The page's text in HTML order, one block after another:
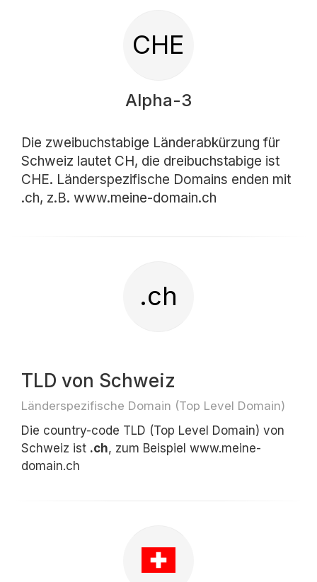
CHE
Alpha-3
Die zweibuchstabige Länderabkürzung für
Schweiz lautet CH, die dreibuchstabige ist
CHE. Länderspezifische Domains enden mit
.ch, z.B. www.meine-domain.ch
.ch
TLD von Schweiz
Länderspezifische Domain (Top Level Domain)
Die country-code TLD (Top Level Domain) von
Schweiz ist .ch, zum Beispiel www.meine-
domain.ch